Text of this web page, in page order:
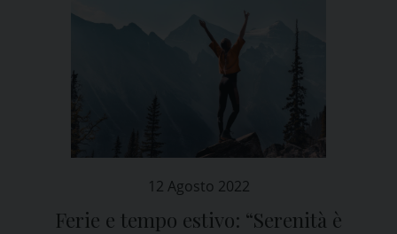
12 Agosto 2022
Ferie e tempo estivo: “Serenità è